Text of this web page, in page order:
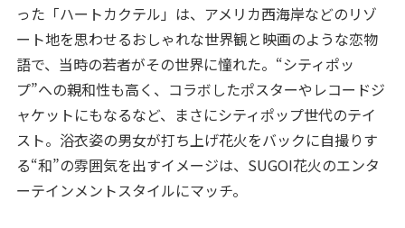
った「ハートカクテル」は、アメリカ西海岸などのリゾ
ート地を思わせるおしゃれな世界観と映画のような恋物
語で、当時の若者がその世界に憧れた。“シティポッ
プ”への親和性も高く、コラボしたポスターやレコードジ
ャケットにもなるなど、まさにシティポップ世代のテイ
スト。浴衣姿の男女が打ち上げ花火をバックに自撮りす
る“和”の雰囲気を出すイメージは、SUGOI花火のエンタ
ーテインメントスタイルにマッチ。